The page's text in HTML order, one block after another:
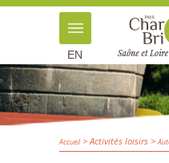
EN
Accueil> Activités loisirs >